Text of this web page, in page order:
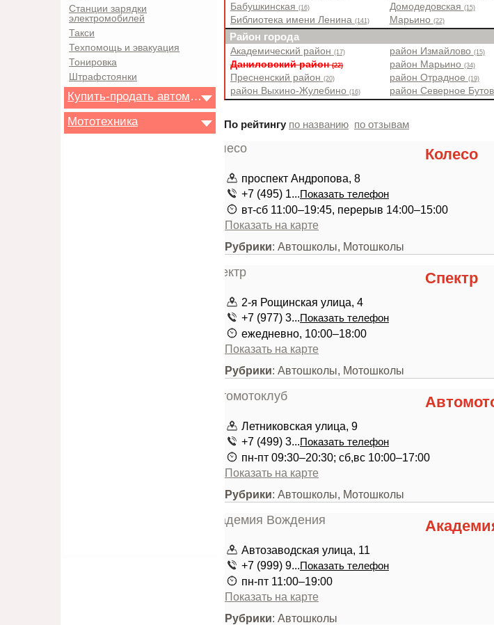
Станции зарядки
электромобилей
Такси
Техпомощь и эвакуация
Тонировка
Штрафстоянки
Купить-продать автомобиль
Мототехника
Бабушкинская (16)
Библиотека имени Ленина (141)
Домодедовская (15)
Марьино (22)
Район города
Академический район (17)
Даниловский район(22)
Пресненский район (20)
район Выхино-Жулебино (16)
район Измайлово (15)
район Марьино (34)
район Отрадное (19)
район Северное
По рейтингу по названию по отзывам
Колесо
проспект Андропова, 8
+7 (495) 1...Показать телефон
вт-сб 11:00–19:45, перерыв 14:00–15:00
Показать на карте
Рубрики: Автошколы, Мотошколы
Спектр
2-я Рощинская улица, 4
+7 (977) 3...Показать телефон
ежедневно, 10:00–18:00
Показать на карте
Рубрики: Автошколы, Мотошколы
Летниковская улица, 9
+7 (499) 3...Показать телефон
пн-пт 09:30–20:30; сб,вс 10:00–17:00
Показать на карте
Рубрики: Автошколы, Мотошколы
Автозаводская улица, 11
+7 (999) 9...Показать телефон
пн-пт 11:00–19:00
Показать на карте
Рубрики: Автошколы